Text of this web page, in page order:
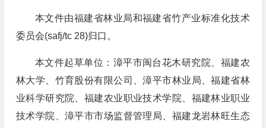
本文件由福建省林业局和福建省竹产业标准化技术
委员会(safj/tc 28)归口。
本文件起草单位：漳平市闽台花木研究院、福建农
林大学、竹育股份有限公司、漳平市林业局、福建省林
业科学研究院、福建农业职业技术学院、福建林业职业
技术学院、漳平市市场监督管理局、福建龙岩林旺生态